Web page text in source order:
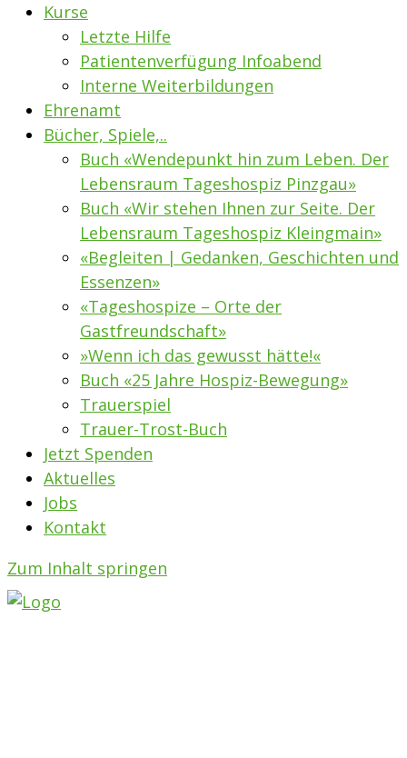
Kurse
Letzte Hilfe
Patientenverfügung Infoabend
Interne Weiterbildungen
Ehrenamt
Bücher, Spiele,..
Buch «Wendepunkt hin zum Leben. Der
Lebensraum Tageshospiz Pinzgau»
Buch «Wir stehen Ihnen zur Seite. Der
Lebensraum Tageshospiz Kleingmain»
«Begleiten | Gedanken, Geschichten und
Essenzen»
«Tageshospize – Orte der
Gastfreundschaft»
»Wenn ich das gewusst hätte!«
Buch «25 Jahre Hospiz-Bewegung»
Trauerspiel
Trauer-Trost-Buch
Jetzt Spenden
Aktuelles
Jobs
Kontakt
Zum Inhalt springen